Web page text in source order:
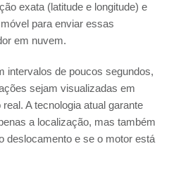
exata (latitude e longitude) e
para enviar essas
em nuvem.
intervalos de poucos segundos,
sejam visualizadas em
A tecnologia atual garante
a localização, mas também
deslocamento e se o motor está